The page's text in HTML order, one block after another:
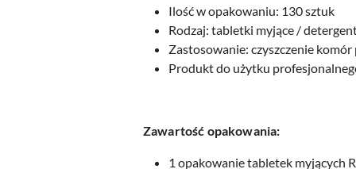
Ilość w opakowaniu: 130 sztuk
Rodzaj: tabletki myjące /
Zastosowanie: czyszczenie
Produkt do użytku
Zawartość opakowania:
1 opakowanie tabletek myjących